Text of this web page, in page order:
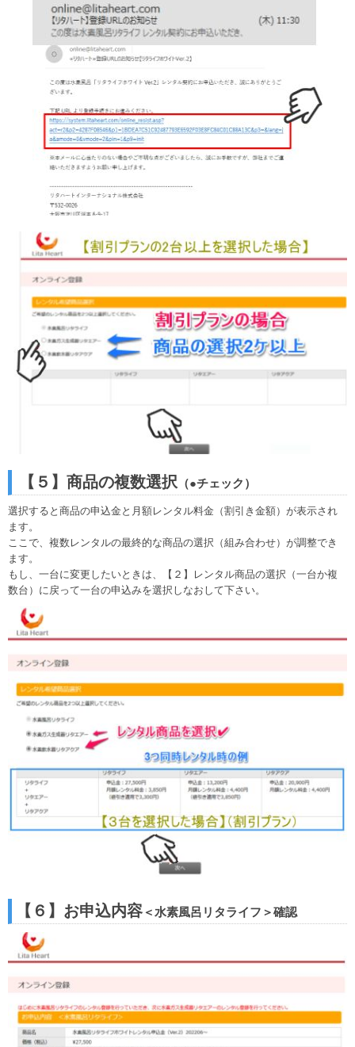
【５】商品の複数選択 （●チェック）
選択すると商品の申込金と月額レンタル料金（割引き金額）が表示され
ます。
ここで、複数レンタルの最終的な商品の選択（組み合わせ）が調整でき
ます。
もし、一台に変更したいときは、【２】レンタル商品の選択（一台か複
数台）に戻って一台の申込みを選択しなおして下さい。
【６】お申込内容＜水素風呂リタライフ＞確認